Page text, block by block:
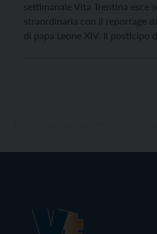
settimanale Vita Trentina esce
straordinaria con il reportage
di papa Leone XIV. Il posticipo